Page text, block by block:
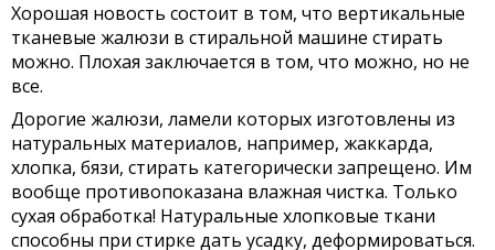
Хорошая новость состоит в том, что вертикальные
тканевые жалюзи в стиральной машине стирать
можно. Плохая заключается в том, что можно, но не
все.
Дорогие жалюзи, ламели которых изготовлены из
натуральных материалов, например, жаккарда,
хлопка, бязи, стирать категорически запрещено. Им
вообще противопоказана влажная чистка. Только
сухая обработка! Натуральные хлопковые ткани
способны при стирке дать усадку, деформироваться.